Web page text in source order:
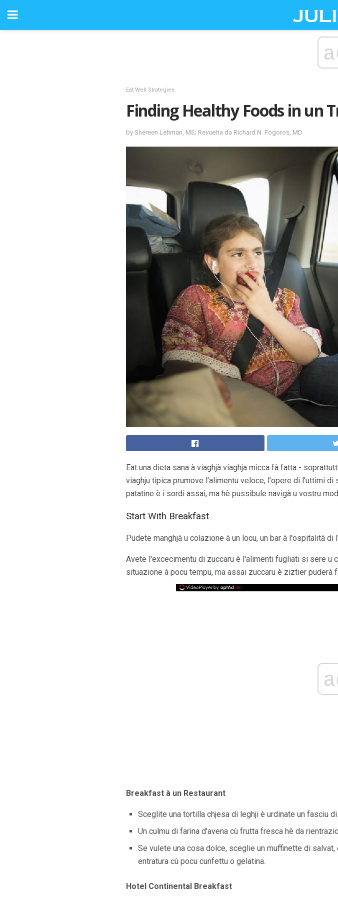
Eat Well Strategies
Finding Healthy Foods in un
by Shereen Lehman, MS; Revuelta da Richard N. Fogoros, MD
Eat una dieta sana à viaghjà viaghja micca fà fatta -
viaghju tipica prumove l'alimentu veloce, l'opere di l'uttimi
patatine è i sordi assai, ma hè pussibule navigà u vostru
Start With Breakfast
Pudete manghjà u colazione à un locu, un bar à l'ospitalità
Avete l'excecimentu di zuccaru è l'alimenti fugliati si sere u
situazione à pocu tempu, ma assai zuccaru è ziztier puderà
Breakfast à un Restaurant
Sceglite una tortilla chjesa di leghji è urdinate un fasciu
Un culmu di farina d'avena cù frutta fresca hè da
Se vulete una cosa dolce, sceglie un muffinette di
entratura cù pocu cunfettu o gelatina.
Hotel Continental Breakfast